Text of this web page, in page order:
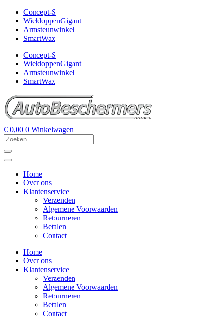
Concept-S
WieldoppenGigant
Armsteunwinkel
SmartWax
Concept-S
WieldoppenGigant
Armsteunwinkel
SmartWax
€ 0,00 0 Winkelwagen
Home
Over ons
Klantenservice
Verzenden
Algemene Voorwaarden
Retourneren
Betalen
Contact
Home
Over ons
Klantenservice
Verzenden
Algemene Voorwaarden
Retourneren
Betalen
Contact